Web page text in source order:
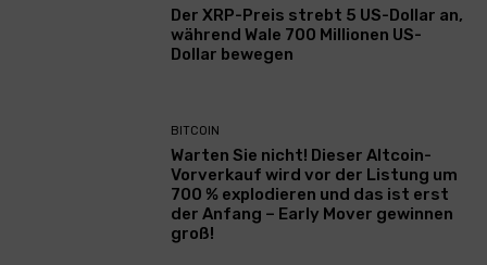
Der XRP-Preis strebt 5 US-Dollar an,
während Wale 700 Millionen US-
Dollar bewegen
BITCOIN
Warten Sie nicht! Dieser Altcoin-
Vorverkauf wird vor der Listung um
700 % explodieren und das ist erst
der Anfang – Early Mover gewinnen
groß!